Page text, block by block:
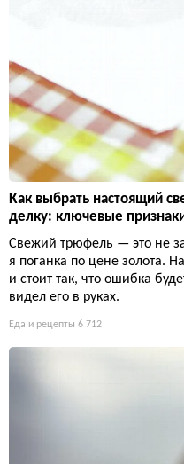
Как выбрать настоящий
делку: ключевые
Свежий трюфель — это не
я поганка по цене золота.
и стоит так, что ошибка
видел его в руках.
Еда и рецепты 6 712